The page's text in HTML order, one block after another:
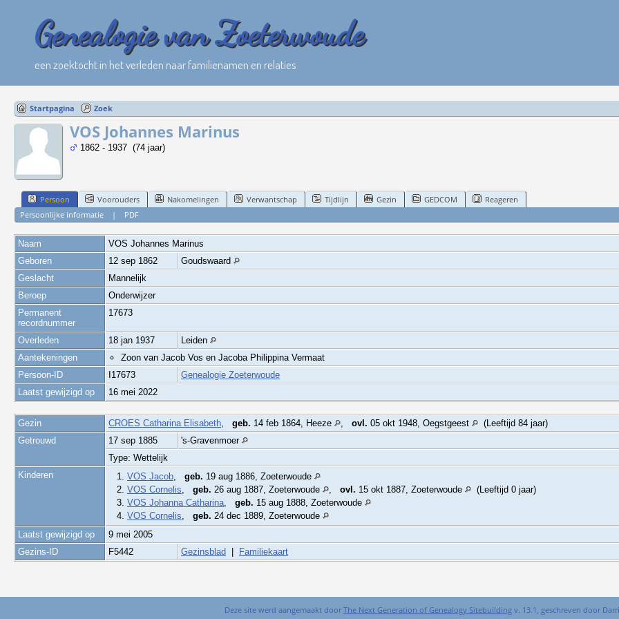
Genealogie van Zoeterwoude
een zoektocht in het verleden naar familienamen en relaties
Startpagina Zoek
VOS Johannes Marinus
1862 - 1937 (74 jaar)
Persoon Voorouders Nakomelingen Verwantschap Tijdlijn Gezin GEDCOM
Reageren
Persoonlijke informatie| PDF
Naam VOS Johannes Marinus
Geboren
12 sep 1862
Goudswaard
Geslacht
Mannelijk
Beroep
Onderwijzer
Permanent
recordnummer
17673
Overleden 18 jan 1937
Leiden
Aantekeningen
Zoon van Jacob Vos en Jacoba Philippina Vermaat
Persoon-ID
I17673
Genealogie Zoeterwoude
Laatst gewijzigd op
16 mei 2022
Gezin CROES Catharina Elisabeth, geb. 14 feb 1864, Heeze , ovl. 05 okt 1948, Oegstgeest
(Leeftijd 84 jaar)
Getrouwd
17 sep 1885
's-Gravenmoer
Type: Wettelijk
Kinderen
1. VOS Jacob, geb. 19 aug 1886, Zoeterwoude
2. VOS Cornelis, geb. 26 aug 1887, Zoeterwoude , ovl. 15 okt 1887, Zoeterwoude
(Leeftijd 0 jaar)
3. VOS Johanna Catharina, geb. 15 aug 1888, Zoeterwoude
4. VOS Cornelis, geb. 24 dec 1889, Zoeterwoude
Laatst gewijzigd op
9 mei 2005
Gezins-ID
F5442 Gezinsblad Familiekaart
Deze site werd aangemaakt door The Next Generation of Genealogy Sitebuilding v. 13.1, geschreven door